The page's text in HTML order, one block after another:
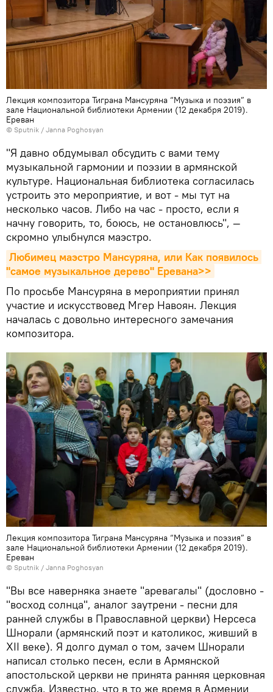
Лекция композитора Тиграна Мансуряна “Музыка и поэзия” в
зале Национальной библиотеки Армении (12 декабря 2019).
Еревaн
© Sputnik / Janna Poghosyan
"Я давно обдумывал обсудить с вами тему
музыкальной гармонии и поэзии в армянской
культуре. Национальная библиотека согласилась
устроить это мероприятие, и вот - мы тут на
несколько часов. Либо на час - просто, если я
начну говорить, то, боюсь, не остановлюсь", —
скромно улыбнулся маэстро.
Любимец маэстро Мансуряна, или Как появилось
"самое музыкальное дерево" Еревана>>
По просьбе Мансуряна в мероприятии принял
участие и искусствовед Мгер Навоян. Лекция
началась с довольно интересного замечания
композитора.
Лекция композитора Тиграна Мансуряна “Музыка и поэзия” в
зале Национальной библиотеки Армении (12 декабря 2019).
Еревaн
© Sputnik / Janna Poghosyan
"Вы все наверняка знаете "аревагалы" (дословно -
"восход солнца", аналог заутрени - песни для
ранней службы в Православной церкви) Нерсеса
Шнорали (армянский поэт и католикос, живший в
XII веке). Я долго думал о том, зачем Шнорали
написал столько песен, если в Армянской
апостольской церкви не принята ранняя церковная
служба. Известно, что в то же время в Армении